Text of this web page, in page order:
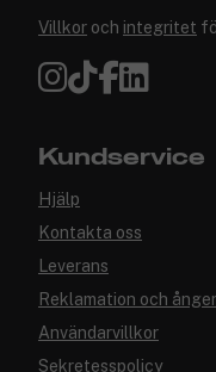
Villkor och integritet
Kundservice
Hjälp
Kontakta oss
Leverans
Reklamation och
Användarvillkor
Sekretesspolicy